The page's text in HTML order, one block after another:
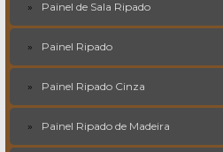
Painel de Sala Ripado
Painel Ripado
Painel Ripado Cinza
Painel Ripado de Madeira